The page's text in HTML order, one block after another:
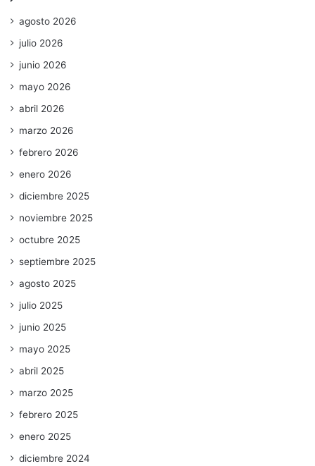
agosto 2026
julio 2026
junio 2026
mayo 2026
abril 2026
marzo 2026
febrero 2026
enero 2026
diciembre 2025
noviembre 2025
octubre 2025
septiembre 2025
agosto 2025
julio 2025
junio 2025
mayo 2025
abril 2025
marzo 2025
febrero 2025
enero 2025
diciembre 2024